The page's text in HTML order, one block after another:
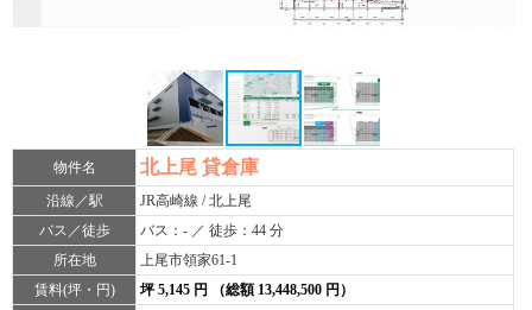
物件名 北上尾 貸倉庫
沿線／駅
JR高崎線 / 北上尾
バス／徒歩
バス：- ／ 徒歩：44 分
所在地
上尾市領家61-1
賃料(坪・円)
坪 5,145 円 （総額 13,448,500 円）